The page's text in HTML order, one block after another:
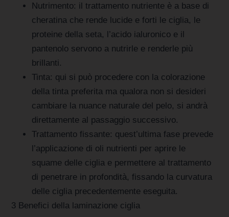
Nutrimento: il trattamento nutriente è a base di
cheratina che rende lucide e forti le ciglia, le
proteine della seta, l’acido ialuronico e il
pantenolo servono a nutrirle e renderle più
brillanti.
Tinta: qui si può procedere con la colorazione
della tinta preferita ma qualora non si desideri
cambiare la nuance naturale del pelo, si andrà
direttamente al passaggio successivo.
Trattamento fissante: quest’ultima fase prevede
l’applicazione di oli nutrienti per aprire le
squame delle ciglia e permettere al trattamento
di penetrare in profondità, fissando la curvatura
delle ciglia precedentemente eseguita.
3 Benefici della laminazione ciglia